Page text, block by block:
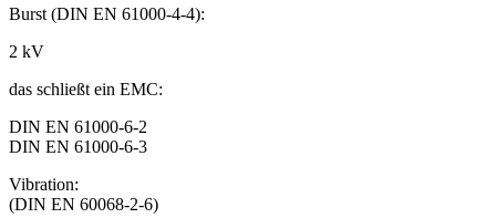
Burst (DIN EN 61000-4-4):
2 kV
das schließt ein EMC:
DIN EN 61000-6-2
DIN EN 61000-6-3
Vibration:
(DIN EN 60068-2-6)